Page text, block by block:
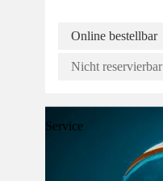
Online bestellbar
Nicht reservierbar
Service